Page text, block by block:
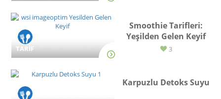
TARİF
Smoothie Tarifleri:
Yeşilden Gelen Keyif
3
Karpuzlu Detoks Suyu